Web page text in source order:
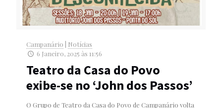
Campanário
Notícias
6 Janeiro, 2025 às 11:56
Teatro da Casa do Povo
exibe-se no ‘John dos Passos’
O Grupo de Teatro da Casa do Povo de Campanário volta